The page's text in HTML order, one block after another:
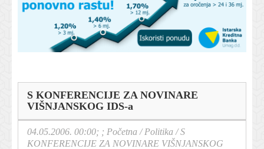
S KONFERENCIJE ZA NOVINARE
VIŠNJANSKOG IDS-a
04.05.2006. 00:00; ; Početna /Politika /S
KONFERENCIJE ZA NOVINARE VIŠNJANSKOG